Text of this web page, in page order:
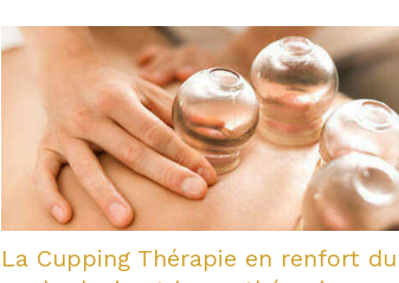
La Cupping Thérapie en renfort